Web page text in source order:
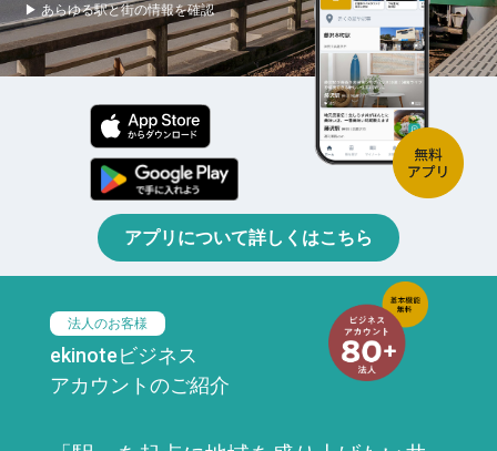
▶ あらゆる駅と街の情報を確認
アプリについて詳しくはこちら
法人のお客様
ekinoteビジネス
アカウントのご紹介